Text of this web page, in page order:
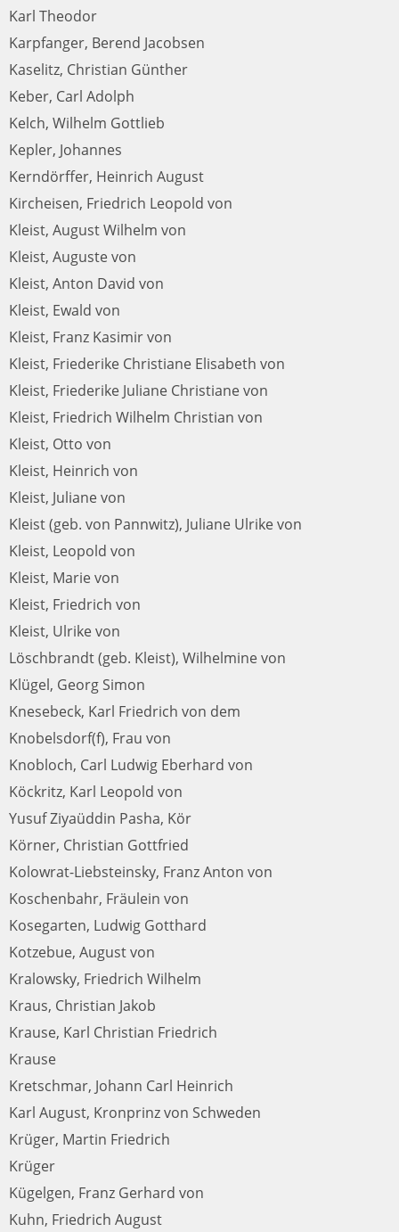
Karl Theodor
Karpfanger, Berend Jacobsen
Kaselitz, Christian Günther
Keber, Carl Adolph
Kelch, Wilhelm Gottlieb
Kepler, Johannes
Kerndörffer, Heinrich August
Kircheisen, Friedrich Leopold von
Kleist, August Wilhelm von
Kleist, Auguste von
Kleist, Anton David von
Kleist, Ewald von
Kleist, Franz Kasimir von
Kleist, Friederike Christiane Elisabeth von
Kleist, Friederike Juliane Christiane von
Kleist, Friedrich Wilhelm Christian von
Kleist, Otto von
Kleist, Heinrich von
Kleist, Juliane von
Kleist (geb. von Pannwitz), Juliane Ulrike von
Kleist, Leopold von
Kleist, Marie von
Kleist, Friedrich von
Kleist, Ulrike von
Löschbrandt (geb. Kleist), Wilhelmine von
Klügel, Georg Simon
Knesebeck, Karl Friedrich von dem
Knobelsdorf(f), Frau von
Knobloch, Carl Ludwig Eberhard von
Köckritz, Karl Leopold von
Yusuf Ziyaüddin Pasha, Kör
Körner, Christian Gottfried
Kolowrat-Liebsteinsky, Franz Anton von
Koschenbahr, Fräulein von
Kosegarten, Ludwig Gotthard
Kotzebue, August von
Kralowsky, Friedrich Wilhelm
Kraus, Christian Jakob
Krause, Karl Christian Friedrich
Krause
Kretschmar, Johann Carl Heinrich
Karl August, Kronprinz von Schweden
Krüger, Martin Friedrich
Krüger
Kügelgen, Franz Gerhard von
Kuhn, Friedrich August